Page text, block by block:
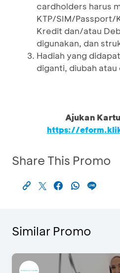
cardholders harus
KTP/SIM/Passport/
Kredit dan/atau
digunakan, dan
Hadiah yang
diganti, diubah
Ajukan
https://
Share This Promo
Similar Promo